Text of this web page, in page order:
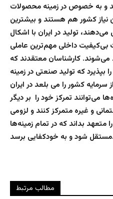
و به خصوص در زمینه محصولات
نیاز کشور هم هستند و بیشترین
تولید در ایران با اشکال
داخلی مهم‌ترین عاملی
می‌شوند. کارشناسان معتقدند که
بپذیرد که تولید صنعتی در زمینه
کشور را می بلعد در ایران
می‌توانند تمرکز خود را بر دیگر
و غیره متمرکز کنند و لزومی
متعهد بداند که در تمام زمینه‌ها
مستقل شود و به خودکفایی برسد.
مطالب مرتبط